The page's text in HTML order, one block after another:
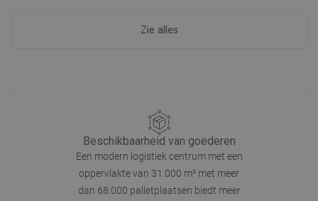
Zie alles
Beschikbaarheid van goederen
Een modern logistiek centrum met een
oppervlakte van 31.000 m² met meer
dan 68.000 palletplaatsen biedt meer